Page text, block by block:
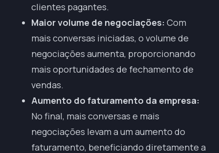
clientes pagantes.
Maior volume de negociações: Com
mais conversas iniciadas, o volume de
negociações aumenta, proporcionando
mais oportunidades de fechamento de
vendas.
Aumento do faturamento da empresa:
No final, mais conversas e mais
negociações levam a um aumento do
faturamento, beneficiando diretamente a